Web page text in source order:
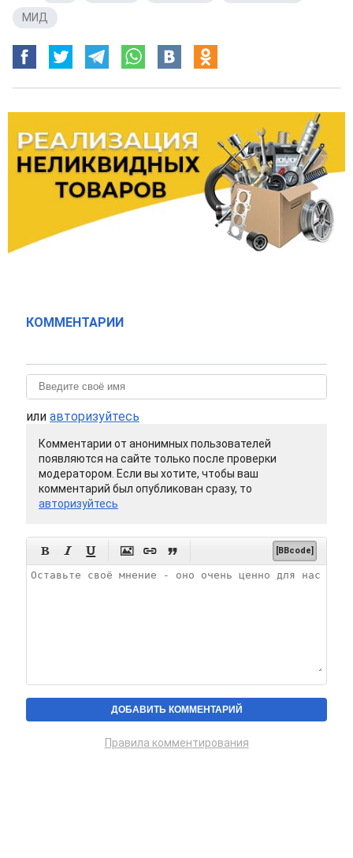
МИД
КОММЕНТАРИИ
или авторизуйтесь
Комментарии от анонимных пользователей
появляются на сайте только после проверки
модератором. Если вы хотите, чтобы ваш
комментарий был опубликован сразу, то
авторизуйтесь
      [BBcode]
Правила комментирования